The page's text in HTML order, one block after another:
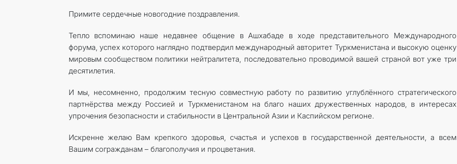
Примите сердечные новогодние поздравления.
Тепло вспоминаю наше недавнее общение в Ашхабаде в ходе представительного Международного
форума, успех которого наглядно подтвердил международный авторитет Туркменистана и высокую оценку
мировым сообществом политики нейтралитета, последовательно проводимой вашей страной вот уже три
десятилетия.
И мы, несомненно, продолжим тесную совместную работу по развитию углублённого стратегического
парт­нёрства между Россией и Туркменистаном на благо наших дружественных народов, в интересах
упрочения безопасности и стабильности в Центральной Азии и Каспийском регионе.
Искренне желаю Вам крепкого здоровья, счастья и успехов в государственной деятельности, а всем
Вашим согражданам – благополучия и процветания.